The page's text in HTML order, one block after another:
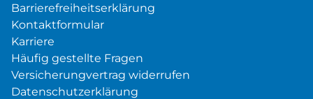
Barrierefreiheitserklärung
Kontaktformular
Karriere
Häufig gestellte Fragen
Versicherungvertrag widerrufen
Datenschutzerklärung